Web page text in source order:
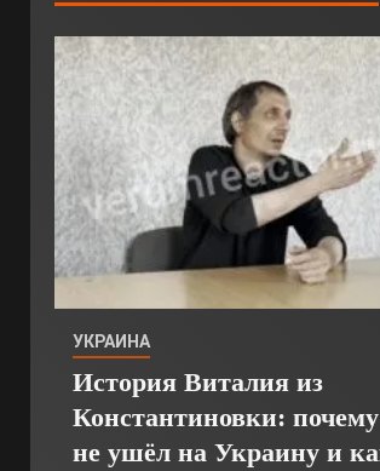
УКРАИНА
История Виталия из
Константиновки: почему
не ушёл на Украину и